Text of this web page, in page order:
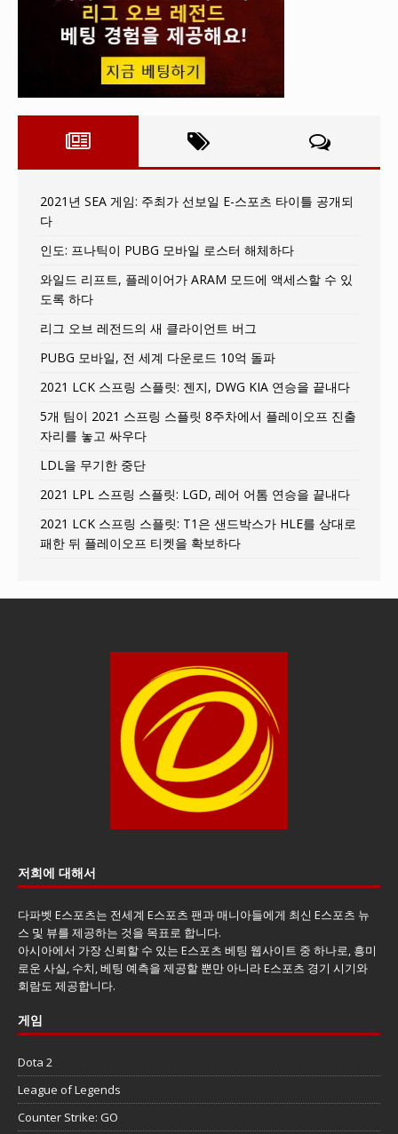
2021년 SEA 게임: 주최가 선보일 E-스포츠 타이틀 공개되
다
인도: 프나틱이 PUBG 모바일 로스터 해체하다
와일드 리프트, 플레이어가 ARAM 모드에 액세스할 수 있
도록 하다
리그 오브 레전드의 새 클라이언트 버그
PUBG 모바일, 전 세계 다운로드 10억 돌파
2021 LCK 스프링 스플릿: 젠지, DWG KIA 연승을 끝내다
5개 팀이 2021 스프링 스플릿 8주차에서 플레이오프 진출
자리를 놓고 싸우다
LDL을 무기한 중단
2021 LPL 스프링 스플릿: LGD, 레어 어톰 연승을 끝내다
2021 LCK 스프링 스플릿: T1은 샌드박스가 HLE를 상대로
패한 뒤 플레이오프 티켓을 확보하다
저희에 대해서
다파벳 E스포츠는 전세계 E스포츠 팬과 매니아들에게 최신 E스포츠 뉴
스 및 뷰를 제공하는 것을 목표로 합니다.
아시아에서 가장 신뢰할 수 있는 E스포츠 베팅 웹사이트 중 하나로, 흥미
로운 사실, 수치, 베팅 예측을 제공할 뿐만 아니라 E스포츠 경기 시기와
회람도 제공합니다.
게임
Dota 2
League of Legends
Counter Strike: GO